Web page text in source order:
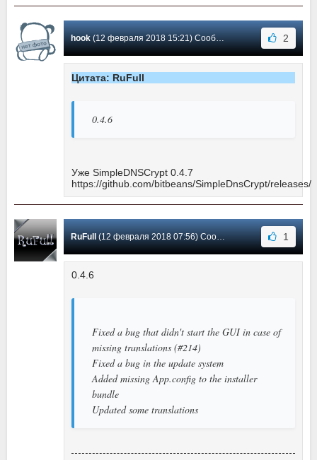
hook(12 февраля 2018 15:21) Сообщение #11 2
Цитата: RuFull
0.4.6
Уже SimpleDNSCrypt 0.4.7
https://github.com/bitbeans/SimpleDnsCrypt/releases/
RuFull (12 февраля 2018 07:56) Сообщение #10 1
0.4.6
Fixed a bug that didn't start the GUI in case of
missing translations (#214)
Fixed a bug in the update system
Added missing App.config to the installer
bundle
Updated some translations